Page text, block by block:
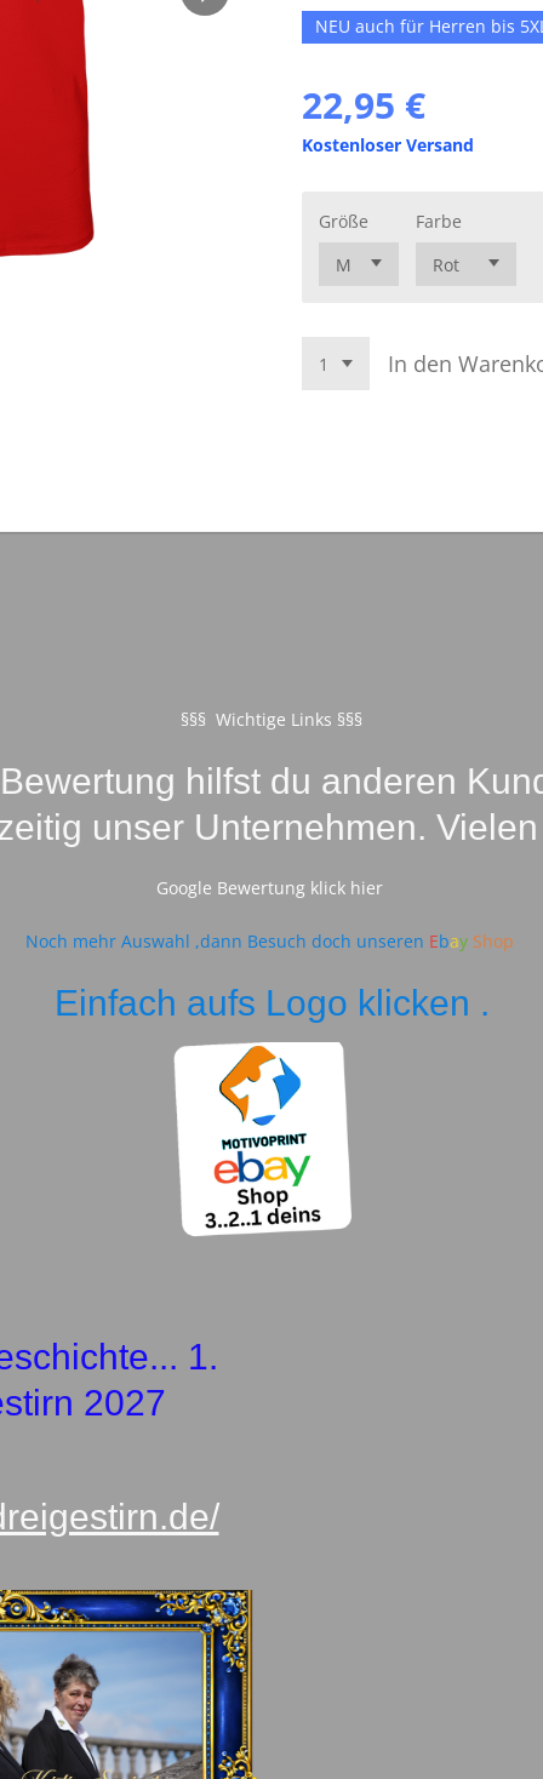
NEU auch für Herren bis
22,95 €
Kostenloser Versand
Größe Farbe
In den
§§§ Wichtige Links §§§
hilfst du anderen
unser Unternehmen.
Google Bewertung klick hier
Noch mehr Auswahl ,dann Besuch doch unseren EbayShop
Einfach aufs Logo klicken .
1.
2027